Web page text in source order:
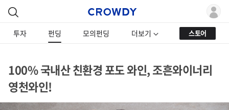
투자 펀딩 모의펀딩 더보기 스토어
100% 국내산 친환경 포도 와인, 조흔와이너리
영천와인!